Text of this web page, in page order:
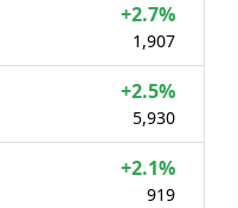
+2.7%
1,907
+2.5%
5,930
+2.1%
919